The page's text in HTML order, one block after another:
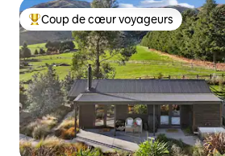
Coups de cœur voyageurs les plus
Coup de cœur voyageurs